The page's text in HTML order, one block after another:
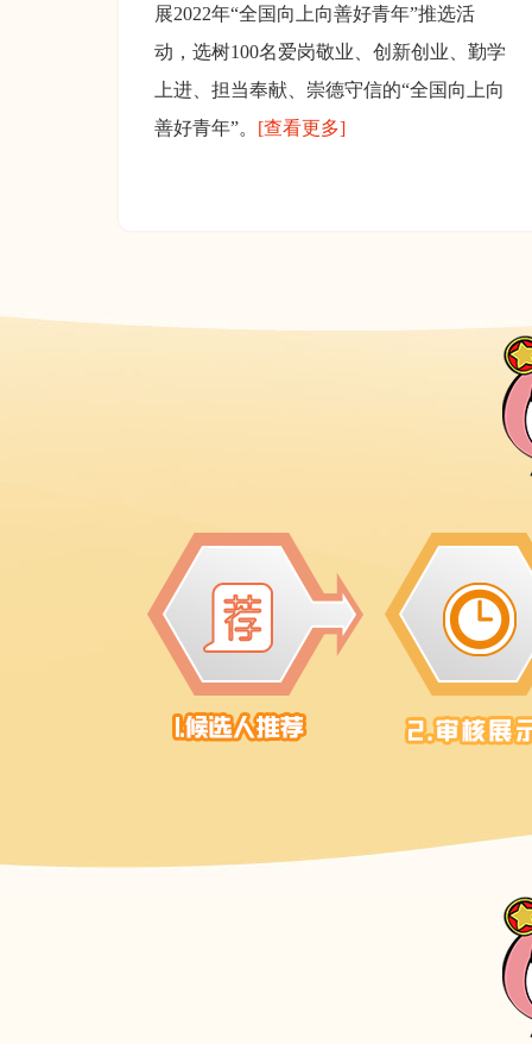
展2022年“全国向上向善好青年”推选活
动，选树100名爱岗敬业、创新创业、勤学
上进、担当奉献、崇德守信的“全国向上向
善好青年”。 [查看更多]